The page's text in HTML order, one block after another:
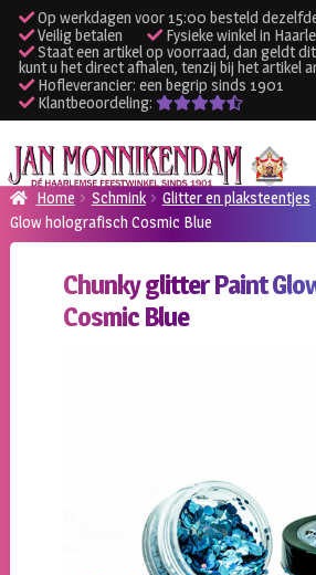
Op werkdagen voor 15:00 besteld
Veilig betalen
Fysieke winkel in
Staat een artikel op voorraad, dan geldt
kunt u het direct afhalen, tenzij bij het artikel
Hofleverancier: een begrip sinds 1901
Klantbeoordeling:
Ga
door
naar
navigatie
Ga
naar
de
inhoudVerhuur kleding
Verhuur apparatuur
Home Schmink Glitter en plaksteentjes
Glow holografisch Cosmic Blue
Chunky glitter Paint
Cosmic Blue